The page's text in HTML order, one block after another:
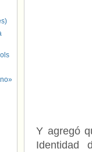
Y agregó
Identidad